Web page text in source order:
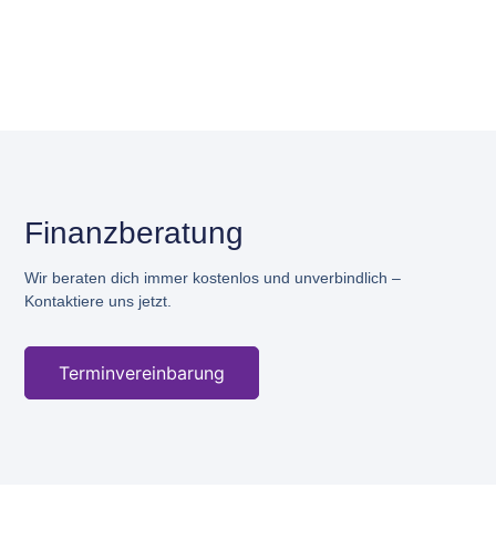
Finanzberatung
Wir beraten dich immer kostenlos und unverbindlich –
Kontaktiere uns jetzt.
Terminvereinbarung